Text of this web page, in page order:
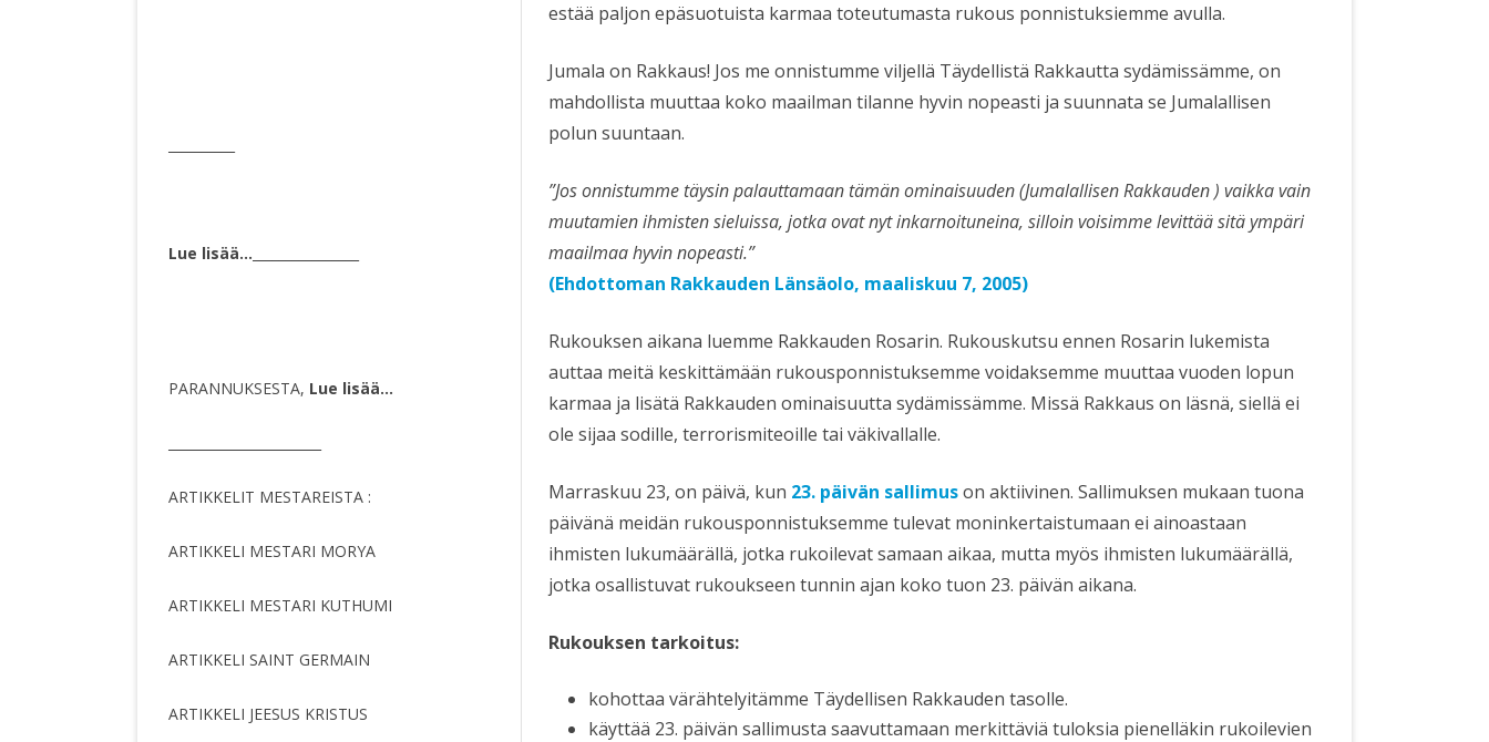
estää paljon epäsuotuista karmaa toteutumasta rukous ponnistuksiemme avulla.
Jumala on Rakkaus! Jos me onnistumme viljellä Täydellistä Rakkautta sydämissämme, on
mahdollista muuttaa koko maailman tilanne hyvin nopeasti ja suunnata se Jumalallisen
polun suuntaan.
”Jos onnistumme täysin palauttamaan tämän ominaisuuden (Jumalallisen Rakkauden ) vaikka vain
muutamien ihmisten sieluissa, jotka ovat nyt inkarnoituneina, silloin voisimme levittää sitä ympäri
maailmaa hyvin nopeasti.”
(Ehdottoman Rakkauden Länsäolo, maaliskuu 7, 2005)
Rukouksen aikana luemme Rakkauden Rosarin. Rukouskutsu ennen Rosarin lukemista
auttaa meitä keskittämään rukousponnistuksemme voidaksemme muuttaa vuoden lopun
karmaa ja lisätä Rakkauden ominaisuutta sydämissämme. Missä Rakkaus on läsnä, siellä ei
ole sijaa sodille, terrorismiteoille tai väkivallalle.
Marraskuu 23, on päivä, kun 23. päivän sallimuson aktiivinen. Sallimuksen mukaan tuona
päivänä meidän rukousponnistuksemme tulevat moninkertaistumaan ei ainoastaan
ihmisten lukumäärällä, jotka rukoilevat samaan aikaa, mutta myös ihmisten lukumäärällä,
jotka osallistuvat rukoukseen tunnin ajan koko tuon 23. päivän aikana.
Rukouksen tarkoitus:
kohottaa värähtelyitämme Täydellisen Rakkauden tasolle.
käyttää 23. päivän sallimusta saavuttamaan merkittäviä tuloksia pienelläkin rukoilevien
Lue lisää…
PARANNUKSESTA, Lue lisää…
ARTIKKELIT MESTAREISTA :
ARTIKKELI MESTARI MORYA
ARTIKKELI MESTARI KUTHUMI
ARTIKKELI SAINT GERMAIN
ARTIKKELI JEESUS KRISTUS